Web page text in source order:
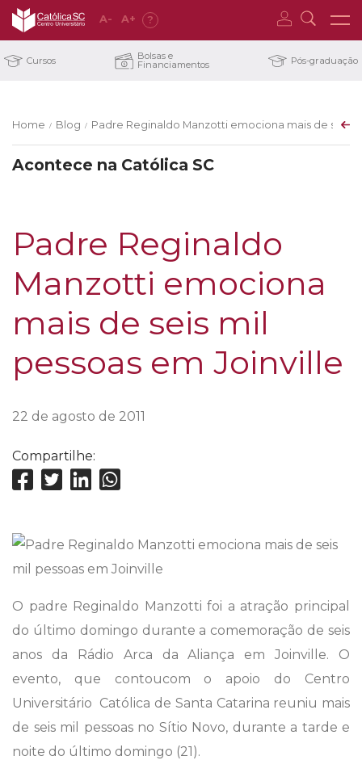
A- A+ ?
Cursos Bolsas e
Financiamentos Pós-graduação
Home / Blog / Padre Reginaldo Manzotti emociona mais de seis
Acontece na Católica SC
Padre Reginaldo
Manzotti emociona
mais de seis mil
pessoas em Joinville
22 de agosto de 2011
Compartilhe:
O padre Reginaldo Manzotti foi a atração principal
do último domingo durante a comemoração de seis
anos da Rádio Arca da Aliança em Joinville. O
evento, que contoucom o apoio do Centro
Universitário  Católica de Santa Catarina reuniu mais
de seis mil pessoas no Sítio Novo, durante a tarde e
noite do último domingo (21).